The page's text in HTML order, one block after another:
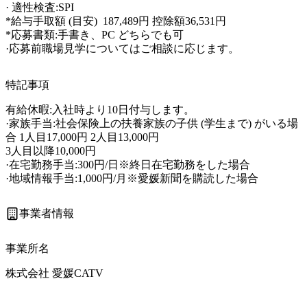
· 適性検査:SPI
*給与手取額 (目安)  187,489円 控除額36,531円
*応募書類:手書き、PC どちらでも可
·応募前職場見学についてはご相談に応じます。
特記事項
有給休暇:入社時より10日付与します。
·家族手当:社会保険上の扶養家族の子供 (学生まで) がいる場
合 1人目17,000円 2人目13,000円
3人目以降10,000円
·在宅勤務手当:300円/日※終日在宅勤務をした場合
·地域情報手当:1,000円/月※愛媛新聞を購読した場合
事業者情報
事業所名
株式会社 愛媛CATV